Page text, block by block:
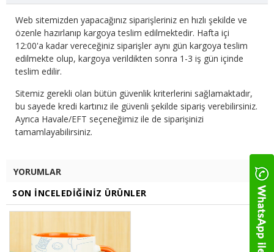
Web sitemizden yapacağınız siparişleriniz en hızlı şekilde ve
özenle hazırlanıp kargoya teslim edilmektedir. Hafta içi
12:00'a kadar vereceğiniz siparişler aynı gün kargoya teslim
edilmekte olup, kargoya verildikten sonra 1-3 iş gün içinde
teslim edilir.
Sitemiz gerekli olan bütün güvenlik kriterlerini sağlamaktadır,
bu sayede kredi kartınız ile güvenli şekilde sipariş verebilirsiniz.
Ayrıca Havale/EFT seçeneğimiz ile de siparişinizi
tamamlayabilirsiniz.
YORUMLAR
SON İNCELEDIĞINIZ ÜRÜNLER